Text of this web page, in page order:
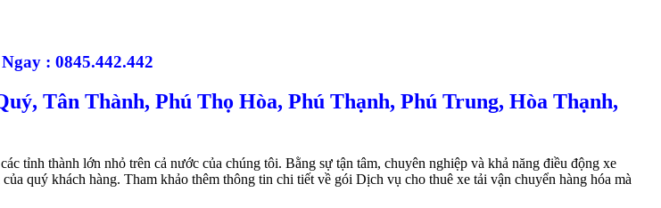
: 0845.442.442
Tân Thành, Phú Thọ Hòa, Phú Thạnh, Phú Trung, Hòa Thạnh,
tỉnh thành lớn nhỏ trên cả nước của chúng tôi. Bằng sự tận tâm, chuyên nghiệp và khả năng điều động xe
quý khách hàng. Tham khảo thêm thông tin chi tiết về gói Dịch vụ cho thuê xe tải vận chuyển hàng hóa mà